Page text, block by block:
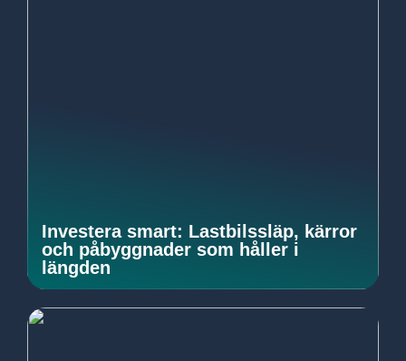
Investera smart: Lastbilssläp, kärror
och påbyggnader som håller i
längden